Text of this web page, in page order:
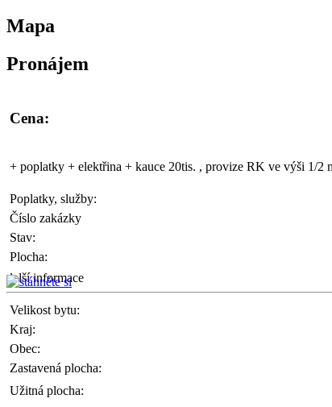
Mapa
Pronájem
Cena:
+ poplatky + elektřina + kauce 20tis. , provize RK ve výši 1/2
Poplatky, služby:
Číslo zakázky
Stav:
Plocha:
další informace
Velikost bytu:
Kraj:
Obec:
Zastavená plocha:
Užitná plocha: